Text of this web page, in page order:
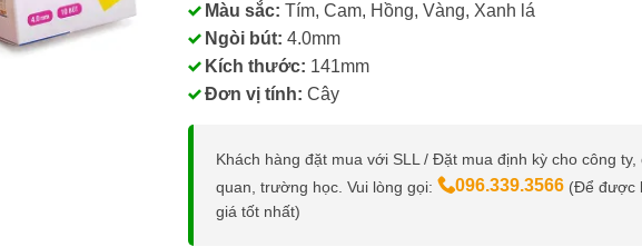
Màu sắc: Tím, Cam, Hồng, Vàng, Xanh lá
Ngòi bút: 4.0mm
Kích thước: 141mm
Đơn vị tính: Cây
Khách hàng đặt mua với SLL / Đặt mua định kỳ cho công ty,
quan, trường học. Vui lòng gọi:
096.339.3566 (Để được
giá tốt nhất)